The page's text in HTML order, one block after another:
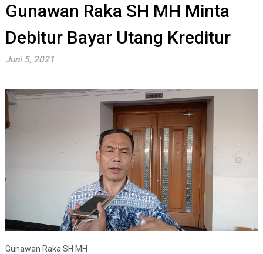
Gunawan Raka SH MH Minta
Debitur Bayar Utang Kreditur
Juni 5, 2021
Gunawan Raka SH MH